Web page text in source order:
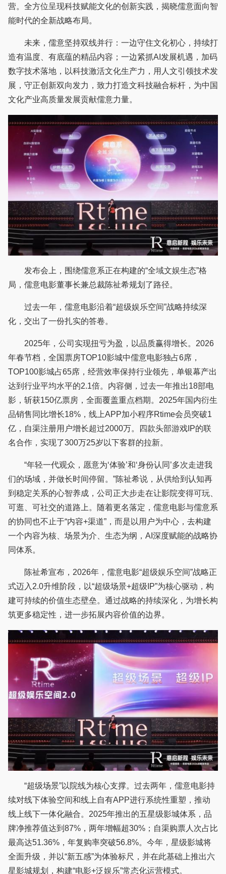
营。全方位呈现科技赋能文化的创新实践，揭晓儒意面向智
能时代的全新战略布局。
未来，儒意坚持双线并行：一边守住文化初心，持续打
造有温度、有底蕴的精品内容；一边紧抓AI发展机遇，加码
数字技术落地，以科技激活文化生产力，用人文引领技术发
展，守正创新双向发力，致力打造文科技融合标杆，为中国
文化产业高质量发展贡献儒意力量。
发布会上，围绕儒意系正在构建的“全域文娱生态”格
局，儒意电影董事长兼总裁陈祉希规划了路径。
过去一年，儒意电影沿着“超级娱乐空间”战略持续深
化，交出了一份扎实的答卷。
2025年，公司实现扭亏为盈，以品质赢得增长。2026
年春节档，全国票房TOP10影城中儒意电影独占6席，
TOP100影城占65席，经营效率保持行业领先，单银幕产出
达到行业平均水平的2.1倍。内容侧，过去一年推出18部电
影，斩获150亿票房，全面覆盖重点档期。2025年国内衍生
品销售同比增长18%，线上APP加小程序Rtime会员突破1
亿，自渠注册用户增长超过2000万。四款头部游戏IP的联
名合作，实现了300万25岁以下客群的拉新。
“年轻一代观众，愿意为‘体验’和‘身份认同’多次走进我
们的场域，并做长时间停留。”陈祉希说，从供给到认知再
到稳定关系的心智养成，公司正大步走在让影院变得可玩、
可逛、可社交的道路上。随着更名落定，儒意电影与儒意系
的协同也不止于“内容+渠道”，而是以用户为中心，去构建
一个内容为核、场景为介、生态为纲，AI深度赋能的战略协
同体系。
陈祉希宣布，2026年，儒意电影“超级娱乐空间”战略正
式迈入2.0升维阶段，以“超级场景+超级IP”为核心驱动，构
建可持续的价值生态壁垒。通过战略的持续深化，为增长构
筑更多稳定性，进一步拓展内容价值的边界。
“超级场景”以院线为核心支撑。过去两年，儒意电影持
续对线下体验空间和线上自有APP进行系统性重塑，推动
线上线下一体化融合。2025年推出的五星级影城体系，品
牌净推荐值达到87%，两年增幅超30%；自渠购票人次占比
最高达51.36%，年复购率突破56.8%。今年，星级影城将
全面升级，并以“新五感”为体验标尺，并在此基础上推出六
星影城规划，构建“电影+泛娱乐”常态化运营模式。